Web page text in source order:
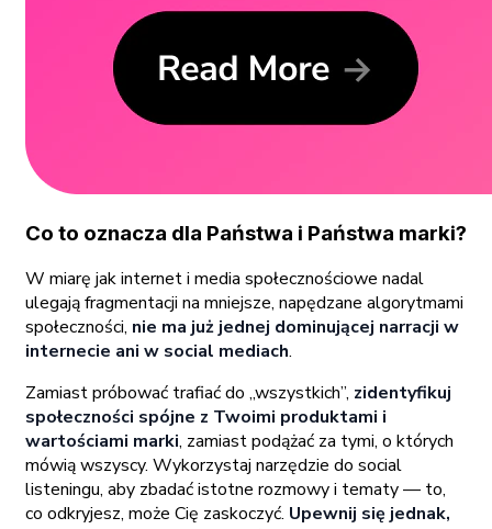
Co to oznacza dla Państwa i Państwa marki?
W miarę jak internet i media społecznościowe nadal
ulegają fragmentacji na mniejsze, napędzane algorytmami
społeczności, nie ma już jednej dominującej narracji w
internecie ani w social mediach.
Zamiast próbować trafiać do „wszystkich”, zidentyfikuj
społeczności spójne z Twoimi produktami i
wartościami marki, zamiast podążać za tymi, o których
mówią wszyscy. Wykorzystaj narzędzie do social
listeningu, aby zbadać istotne rozmowy i tematy — to,
co odkryjesz, może Cię zaskoczyć. Upewnij się jednak,